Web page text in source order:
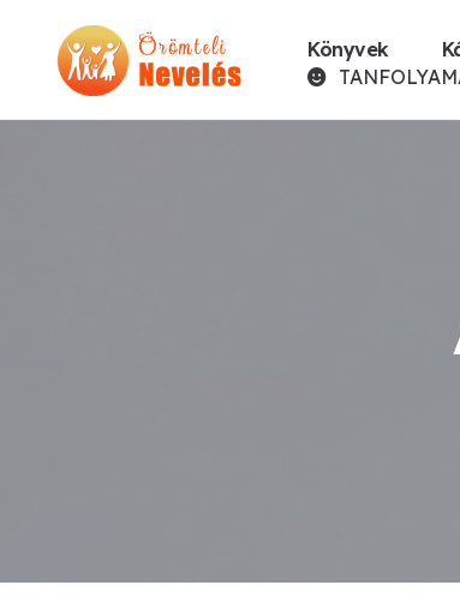
Könyvek